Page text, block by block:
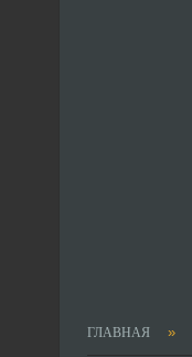
ГЛАВНАЯ »